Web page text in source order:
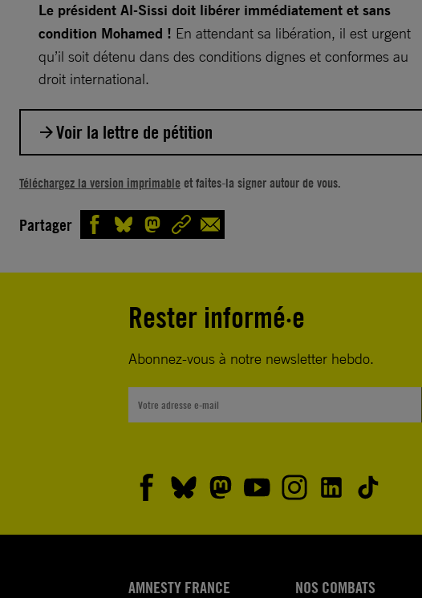
Le président Al-Sissi doit libérer immédiatement et sans
condition Mohamed ! En attendant sa libération, il est urgent
qu’il soit détenu dans des conditions dignes et conformes au
droit international.
Voir la lettre de pétition
Depuis plus de 2 ans, Mohamed El-Baqer se voit privé de liberté
pour avoir défendu celle des autres. Cet avocat égyptien
est détenu dans une prison à sécurité maximale. Les autorités
carcérales le traitent avec une cruauté extrême en refusant de
lui accorder un lit ou un matelas, de faire de l’exercice physique
• libérer immédiatement et sans condition Mohamed El-Baqer ;
Téléchargez la version imprimable et faites-la signer autour de vous.
Partager
Rester informé·e
Abonnez-vous à notre newsletter hebdo.
AMNESTY FRANCE NOS COMBATS